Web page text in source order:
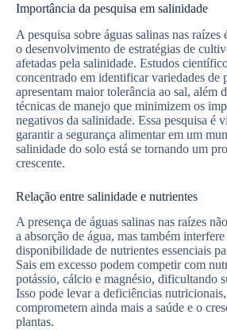
Importância da pesquisa em salinidade
A pesquisa sobre águas salinas nas raízes
o desenvolvimento de estratégias de
afetadas pela salinidade. Estudos
concentrado em identificar variedades de
apresentam maior tolerância ao sal, além
técnicas de manejo que minimizem os
negativos da salinidade. Essa pesquisa é
garantir a segurança alimentar em um
salinidade do solo está se tornando um
crescente.
Relação entre salinidade e nutrientes
A presença de águas salinas nas raízes
a absorção de água, mas também interfere
disponibilidade de nutrientes essenciais
Sais em excesso podem competir com
potássio, cálcio e magnésio, dificultando
Isso pode levar a deficiências
comprometem ainda mais a saúde e o
plantas.